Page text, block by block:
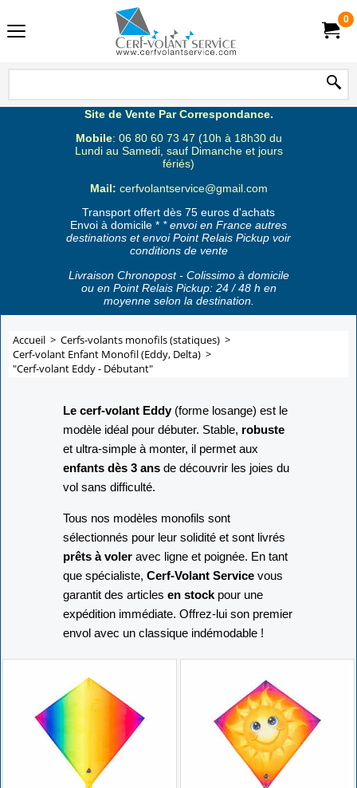
0
Site de Vente Par Correspondance.
Mobile: 06 80 60 73 47 (10h à 18h30 du
Lundi au Samedi, sauf Dimanche et jours
fériés)
Mail: cerfvolantservice@gmail.com
Transport offert dès 75 euros d'achats
Envoi à domicile * * envoi en France autres
destinations et envoi Point Relais Pickup voir
conditions de vente
Livraison Chronopost - Colissimo à domicile
ou en Point Relais Pickup: 24 / 48 h en
moyenne selon la destination.
Accueil > Cerfs-volants monofils (statiques) >
Cerf-volant Enfant Monofil (Eddy, Delta) >
"Cerf-volant Eddy - Débutant"
Le cerf-volant Eddy(forme losange) est le
modèle idéal pour débuter. Stable, robuste
et ultra-simple à monter, il permet aux
enfants dès 3 ans de découvrir les joies du
vol sans difficulté.
Tous nos modèles monofils sont
sélectionnés pour leur solidité et sont livrés
prêts à voler avec ligne et poignée. En tant
que spécialiste, Cerf-Volant Service vous
garantit des articles en stock pour une
expédition immédiate. Offrez-lui son premier
envol avec un classique indémodable !